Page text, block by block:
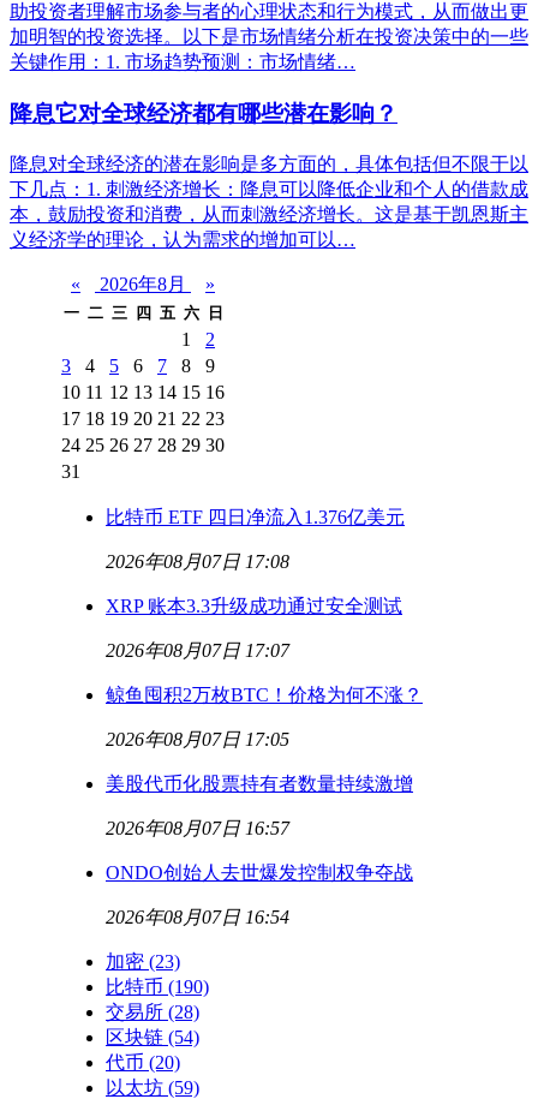
助投资者理解市场参与者的心理状态和行为模式，从而做出更
加明智的投资选择。以下是市场情绪分析在投资决策中的一些
关键作用：1. 市场趋势预测：市场情绪…
降息它对全球经济都有哪些潜在影响？
降息对全球经济的潜在影响是多方面的，具体包括但不限于以
下几点：1. 刺激经济增长：降息可以降低企业和个人的借款成
本，鼓励投资和消费，从而刺激经济增长。这是基于凯恩斯主
义经济学的理论，认为需求的增加可以…
« 2026年8月 »
一 二 三 四 五 六 日
1
2
3
4 5 6 7 8
9
10 11 12 13 14 15 16
17 18 19 20 21 22 23
24 25 26 27 28 29 30
31
比特币 ETF 四日净流入1.376亿美元
2026年08月07日 17:08
XRP 账本3.3升级成功通过安全测试
2026年08月07日 17:07
鲸鱼囤积2万枚BTC！价格为何不涨？
2026年08月07日 17:05
美股代币化股票持有者数量持续激增
2026年08月07日 16:57
ONDO创始人去世爆发控制权争夺战
2026年08月07日 16:54
加密 (23)
比特币 (190)
交易所 (28)
区块链 (54)
代币 (20)
以太坊 (59)